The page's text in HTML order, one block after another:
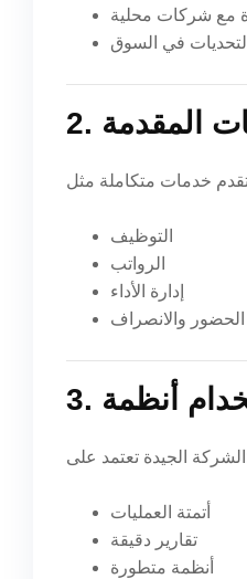
مع شركات محلية
في السوق
المقدمة
التوظيف
الرواتب
إدارة الأداء
الحضور والانصراف
أتمتة العمليات
تقارير دقيقة
أنظمة متطورة